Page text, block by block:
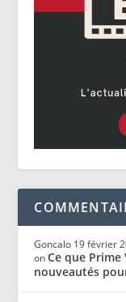
Goncalo 19 février
onCe que
nouveautés